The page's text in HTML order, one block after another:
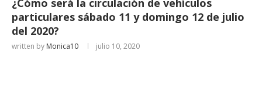
¿Cómo será la circulación de vehículos
particulares sábado 11 y domingo 12 de julio
del 2020?
written by Monica10 julio 10, 2020